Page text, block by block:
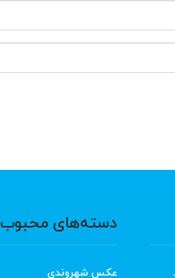
دسته‌های محبوب
عکس شهروندی